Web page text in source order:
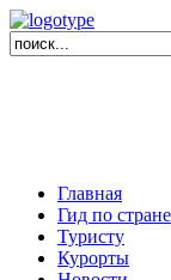
Главная
Гид по стране
Туристу
Курорты